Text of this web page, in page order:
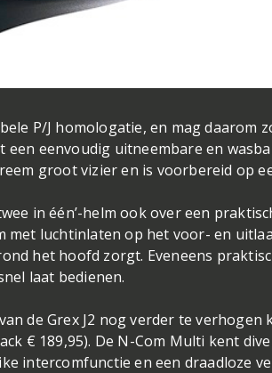
P/J homologatie, en mag daarom
een eenvoudig uitneembare en
groot vizier en is voorbereid op
in één’-helm ook over een
met luchtinlaten op het voor- en
het hoofd zorgt. Eveneens
laat bedienen.
de Grex J2 nog verder te
€ 189,95). De N-Com Multi kent
intercomfunctie en een draadloze